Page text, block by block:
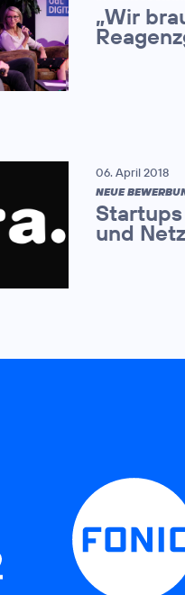
„Wir
06. April 2018
NEUE
und